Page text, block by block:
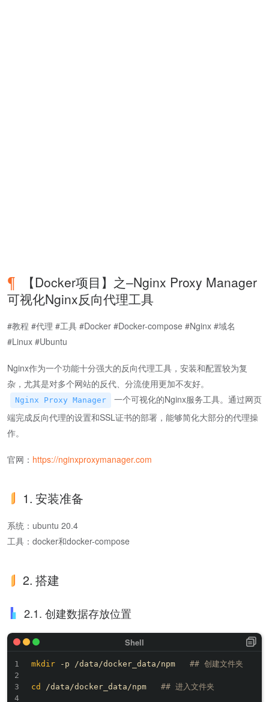
【Docker项目】之–Nginx Proxy Manager
可视化Nginx反向代理工具
#教程 #代理 #工具 #Docker #Docker-compose #Nginx #域名
#Linux #Ubuntu
Nginx作为一个功能十分强大的反向代理工具，安装和配置较为复
杂，尤其是对多个网站的反代、分流使用更加不友好。
Nginx Proxy Manager
一个可视化的Nginx服务工具。通过网页
端完成反向代理的设置和SSL证书的部署，能够简化大部分的代理操
作。
官网： https://nginxproxymanager.com
1. 安装准备
系统：ubuntu 20.4
工具：docker和docker-compose
2. 搭建
2.1. 创建数据存放位置
mkdir -p /data/docker_data/npm ## 创建文件夹
cd /data/docker_data/npm ## 进入文件夹